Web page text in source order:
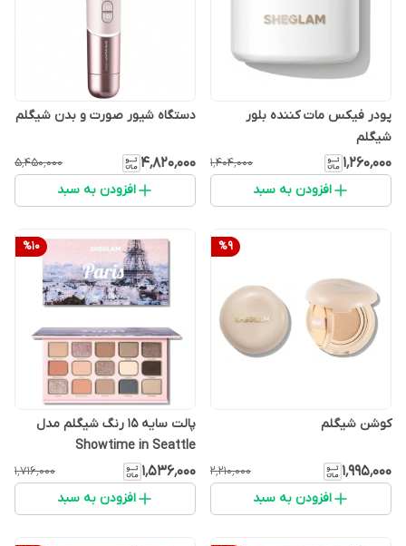
پودر فیکس مات کننده بلور
شیگلم
۱٬۲۶۰٬۰۰۰ ۱٬۴۰۴٬۰۰۰
افزودن به سبد
دستگاه شیور صورت و بدن شیگلم
۴٬۸۲۰٬۰۰۰ ۵٬۴۵۰٬۰۰۰
افزودن به سبد
%9
کوشن شیگلم
۱٬۹۹۵٬۰۰۰ ۲٬۲۱۰٬۰۰۰
افزودن به سبد
%10
پالت سایه 15 رنگ شیگلم مدل
Showtime in Seattle
۱٬۵۳۶٬۰۰۰ ۱٬۷۱۶٬۰۰۰
افزودن به سبد